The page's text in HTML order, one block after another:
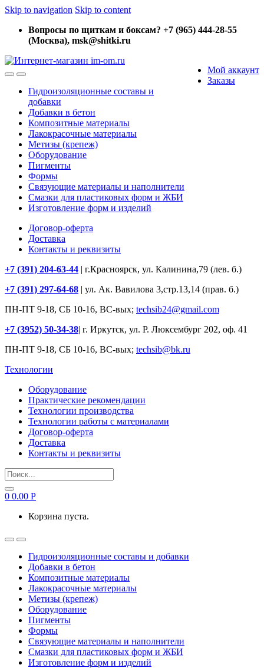
Skip to navigation Skip to content
Вопросы по щиткам и боксам? +7 (965) 444-28-55
(Москва), msk@shitki.ru
Мой аккаунт
Заказы
Гидроизоляционные составы и
добавки
Добавки в бетон
Композитные материалы
Лакокрасочные материалы
Метизы (крепеж)
Оборудование
Пигменты
Формы
Связующие материалы и наполнители
Смазки для пластиковых форм и ЖБИ
Изготовление форм и изделий
Договор-оферта
Доставка
Контакты и реквизиты
+7 (391) 204-63-44 | г.Красноярск, ул. Калинина,79 (лев. б.)
+7 (391) 297-64-68 | ул. Ак. Вавилова 3,стр.13,14 (прав. б.)
ПН-ПТ 9-18, СБ 10-16, ВС-вых; techsib24@gmail.com
+7 (3952) 50-34-38| г. Иркутск, ул. Р. Люксембург 202, оф. 41
ПН-ПТ 9-18, СБ 10-16, ВС-вых; techsib@bk.ru
Технологии
Оборудование
Практические рекомендации
Технологии производства
Технологии работы с материалами
Договор-оферта
Доставка
Контакты и реквизиты
Search
for:
0 0.00 Р
Корзина пуста.
Гидроизоляционные составы и добавки
Добавки в бетон
Композитные материалы
Лакокрасочные материалы
Метизы (крепеж)
Оборудование
Пигменты
Формы
Связующие материалы и наполнители
Смазки для пластиковых форм и ЖБИ
Изготовление форм и изделий